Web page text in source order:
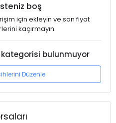
boş
için ekleyin ve son fiyat
kaçırmayın.
bulunmuyor
Düzenle